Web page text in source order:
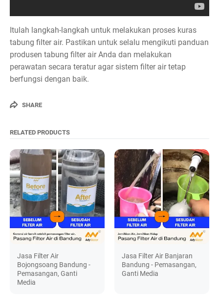
Itulah langkah-langkah untuk melakukan proses kuras
tabung filter air. Pastikan untuk selalu mengikuti panduan
produsen tabung filter air Anda dan melakukan
perawatan secara teratur agar sistem filter air tetap
berfungsi dengan baik.
SHARE
RELATED PRODUCTS
Jasa Filter Air
Bojongsoang Bandung -
Pemasangan, Ganti
Media
Jasa Filter Air Banjaran
Bandung - Pemasangan,
Ganti Media